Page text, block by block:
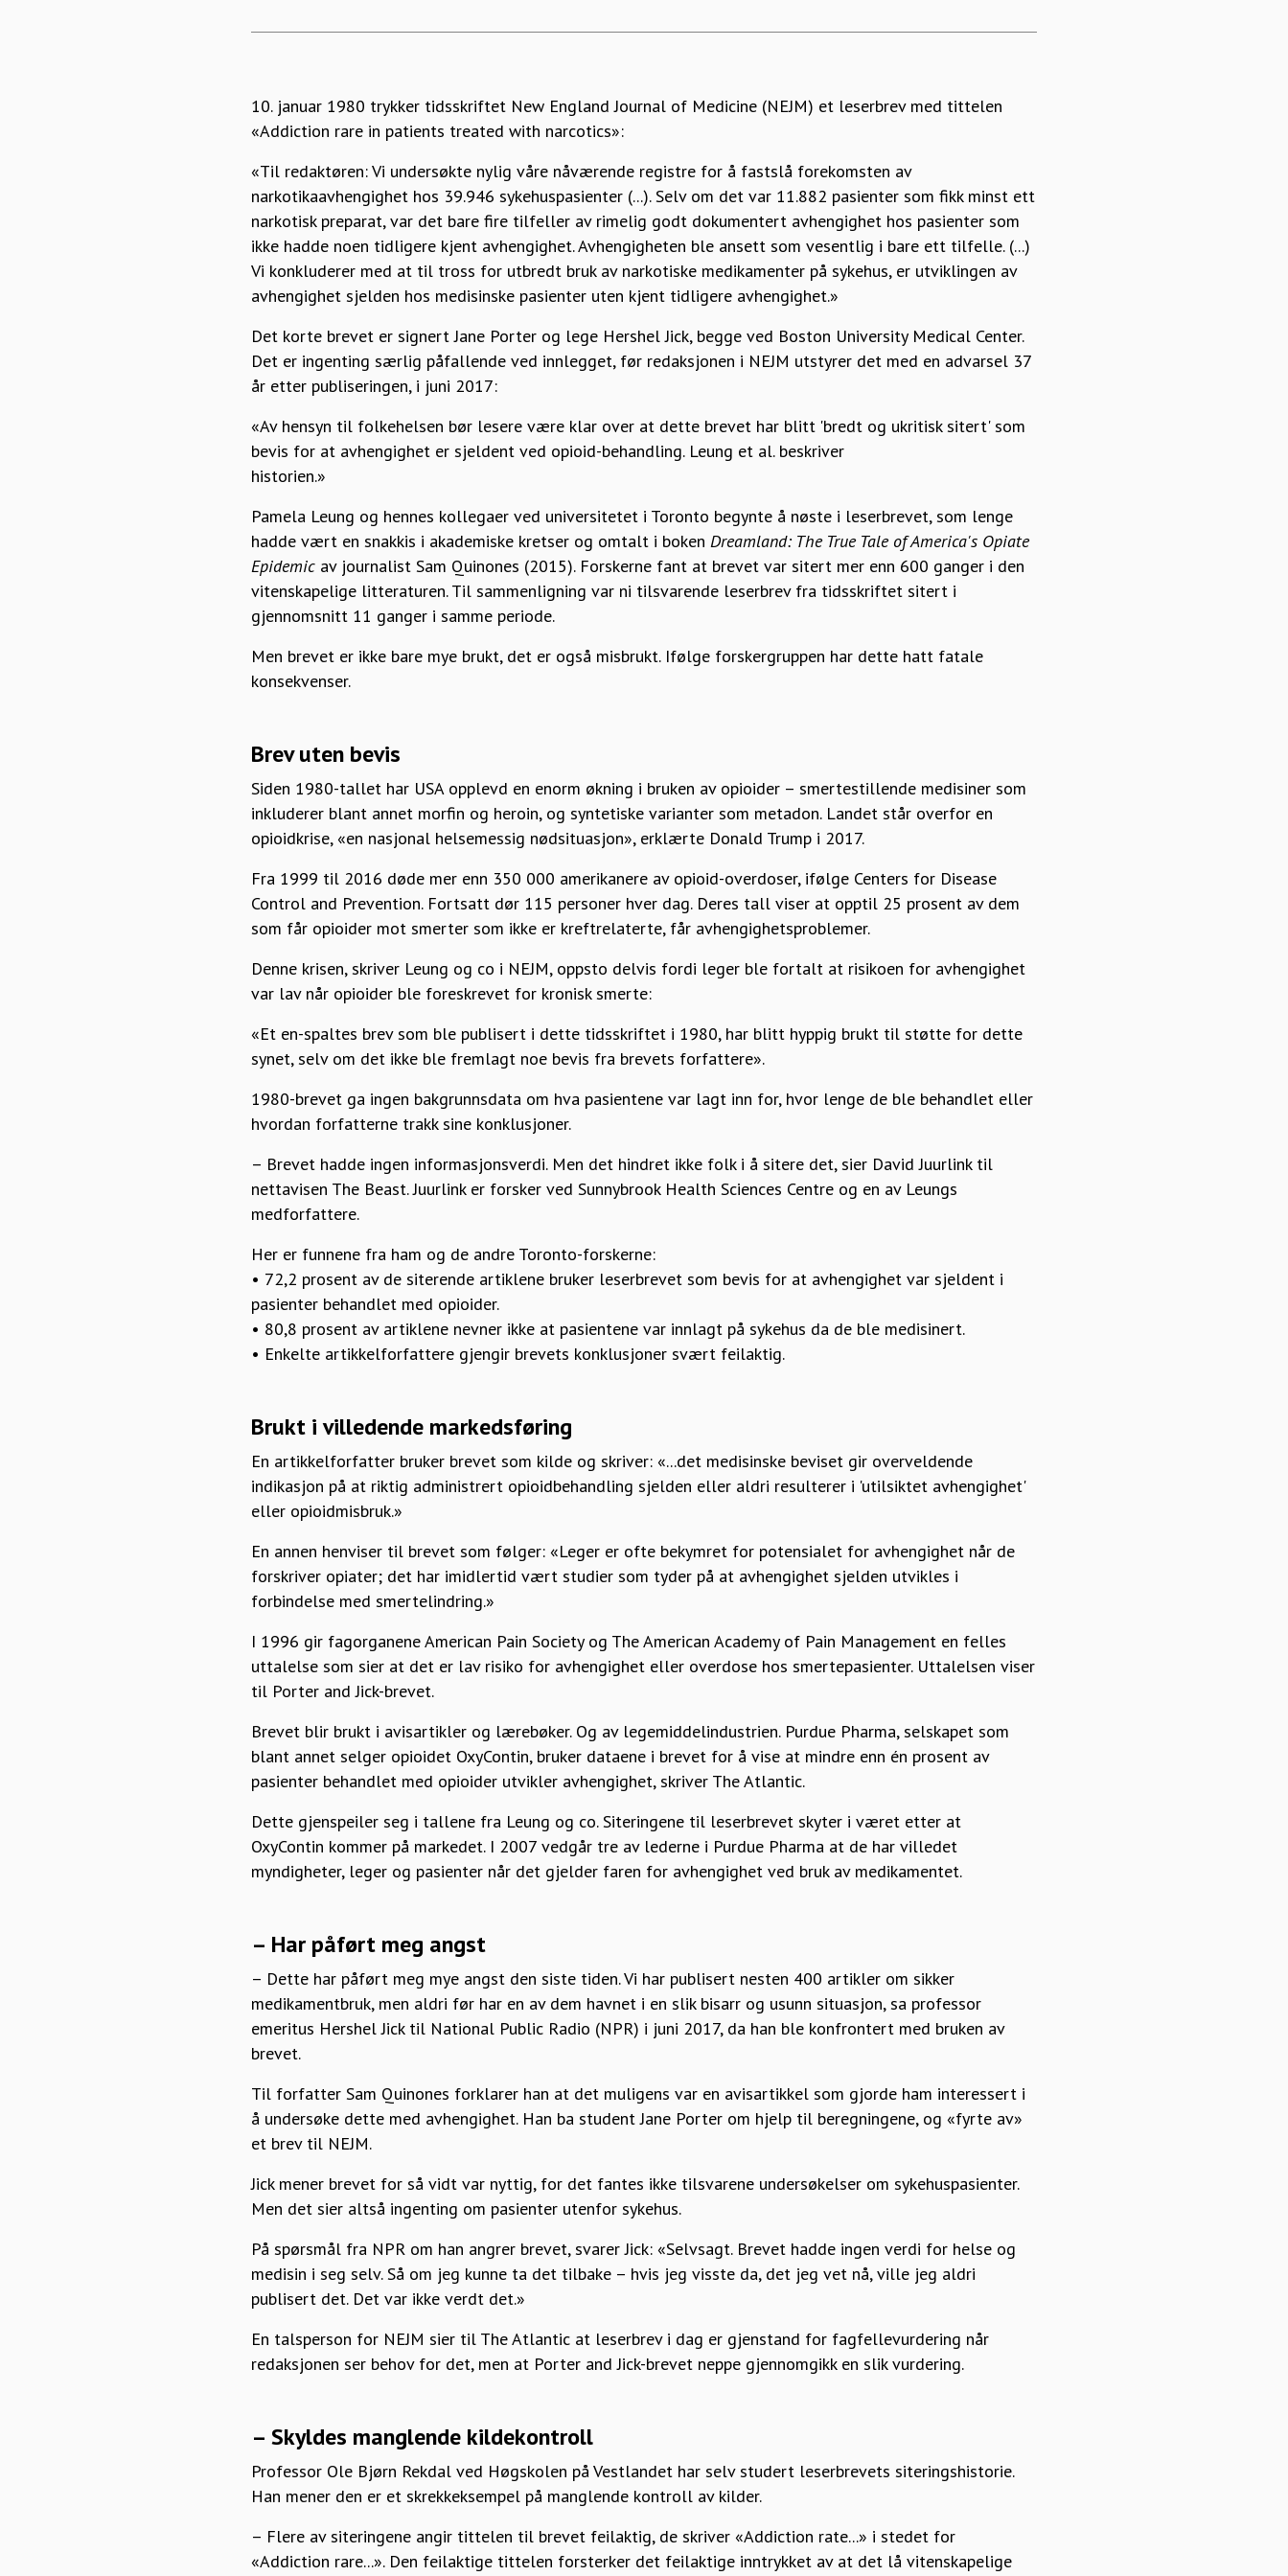
10. januar 1980 trykker tidsskriftet New England Journal of Medicine (NEJM) et leserbrev med tittelen
«Addiction rare in patients treated with narcotics»:
«Til redaktøren: Vi undersøkte nylig våre nåværende registre for å fastslå forekomsten av
narkotikaavhengighet hos 39.946 sykehuspasienter (...). Selv om det var 11.882 pasienter som fikk minst ett
narkotisk preparat, var det bare fire tilfeller av rimelig godt dokumentert avhengighet hos pasienter som
ikke hadde noen tidligere kjent avhengighet. Avhengigheten ble ansett som vesentlig i bare ett tilfelle. (...)
Vi konkluderer med at til tross for utbredt bruk av narkotiske medikamenter på sykehus, er utviklingen av
avhengighet sjelden hos medisinske pasienter uten kjent tidligere avhengighet.»
Det korte brevet er signert Jane Porter og lege Hershel Jick, begge ved Boston University Medical Center.
Det er ingenting særlig påfallende ved innlegget, før redaksjonen i NEJM utstyrer det med en advarsel 37
år etter publiseringen, i juni 2017:
«Av hensyn til folkehelsen bør lesere være klar over at dette brevet har blitt 'bredt og ukritisk sitert' som
bevis for at avhengighet er sjeldent ved opioid-behandling. Leung et al. beskriver
historien.»
Pamela Leung og hennes kollegaer ved universitetet i Toronto begynte å nøste i leserbrevet, som lenge
hadde vært en snakkis i akademiske kretser og omtalt i boken Dreamland: The True Tale of America's Opiate
Epidemic av journalist Sam Quinones (2015). Forskerne fant at brevet var sitert mer enn 600 ganger i den
vitenskapelige litteraturen. Til sammenligning var ni tilsvarende leserbrev fra tidsskriftet sitert i
gjennomsnitt 11 ganger i samme periode.
Men brevet er ikke bare mye brukt, det er også misbrukt. Ifølge forskergruppen har dette hatt fatale
konsekvenser.
Brev uten bevis
Siden 1980-tallet har USA opplevd en enorm økning i bruken av opioider – smertestillende medisiner som
inkluderer blant annet morfin og heroin, og syntetiske varianter som metadon. Landet står overfor en
opioidkrise, «en nasjonal helsemessig nødsituasjon», erklærte Donald Trump i 2017.
Fra 1999 til 2016 døde mer enn 350 000 amerikanere av opioid-overdoser, ifølge Centers for Disease
Control and Prevention. Fortsatt dør 115 personer hver dag. Deres tall viser at opptil 25 prosent av dem
som får opioider mot smerter som ikke er kreftrelaterte, får avhengighetsproblemer.
Denne krisen, skriver Leung og co i NEJM, oppsto delvis fordi leger ble fortalt at risikoen for avhengighet
var lav når opioider ble foreskrevet for kronisk smerte:
«Et en-spaltes brev som ble publisert i dette tidsskriftet i 1980, har blitt hyppig brukt til støtte for dette
synet, selv om det ikke ble fremlagt noe bevis fra brevets forfattere».
1980-brevet ga ingen bakgrunnsdata om hva pasientene var lagt inn for, hvor lenge de ble behandlet eller
hvordan forfatterne trakk sine konklusjoner.
– Brevet hadde ingen informasjonsverdi. Men det hindret ikke folk i å sitere det, sier David Juurlink til
nettavisen The Beast. Juurlink er forsker ved Sunnybrook Health Sciences Centre og en av Leungs
medforfattere.
Her er funnene fra ham og de andre Toronto-forskerne:
• 72,2 prosent av de siterende artiklene bruker leserbrevet som bevis for at avhengighet var sjeldent i
pasienter behandlet med opioider.
• 80,8 prosent av artiklene nevner ikke at pasientene var innlagt på sykehus da de ble medisinert.
• Enkelte artikkelforfattere gjengir brevets konklusjoner svært feilaktig.
Brukt i villedende markedsføring
En artikkelforfatter bruker brevet som kilde og skriver: «...det medisinske beviset gir overveldende
indikasjon på at riktig administrert opioidbehandling sjelden eller aldri resulterer i 'utilsiktet avhengighet'
eller opioidmisbruk.»
En annen henviser til brevet som følger: «Leger er ofte bekymret for potensialet for avhengighet når de
forskriver opiater; det har imidlertid vært studier som tyder på at avhengighet sjelden utvikles i
forbindelse med smertelindring.»
I 1996 gir fagorganene American Pain Society og The American Academy of Pain Management en felles
uttalelse som sier at det er lav risiko for avhengighet eller overdose hos smertepasienter. Uttalelsen viser
til Porter and Jick-brevet.
Brevet blir brukt i avisartikler og lærebøker. Og av legemiddelindustrien. Purdue Pharma, selskapet som
blant annet selger opioidet OxyContin, bruker dataene i brevet for å vise at mindre enn én prosent av
pasienter behandlet med opioider utvikler avhengighet, skriver The Atlantic.
Dette gjenspeiler seg i tallene fra Leung og co. Siteringene til leserbrevet skyter i været etter at
OxyContin kommer på markedet. I 2007 vedgår tre av lederne i Purdue Pharma at de har villedet
myndigheter, leger og pasienter når det gjelder faren for avhengighet ved bruk av medikamentet.
– Har påført meg angst
– Dette har påført meg mye angst den siste tiden. Vi har publisert nesten 400 artikler om sikker
medikamentbruk, men aldri før har en av dem havnet i en slik bisarr og usunn situasjon, sa professor
emeritus Hershel Jick til National Public Radio (NPR) i juni 2017, da han ble konfrontert med bruken av
brevet.
Til forfatter Sam Quinones forklarer han at det muligens var en avisartikkel som gjorde ham interessert i
å undersøke dette med avhengighet. Han ba student Jane Porter om hjelp til beregningene, og «fyrte av»
et brev til NEJM.
Jick mener brevet for så vidt var nyttig, for det fantes ikke tilsvarene undersøkelser om sykehuspasienter.
Men det sier altså ingenting om pasienter utenfor sykehus.
På spørsmål fra NPR om han angrer brevet, svarer Jick: «Selvsagt. Brevet hadde ingen verdi for helse og
medisin i seg selv. Så om jeg kunne ta det tilbake – hvis jeg visste da, det jeg vet nå, ville jeg aldri
publisert det. Det var ikke verdt det.»
En talsperson for NEJM sier til The Atlantic at leserbrev i dag er gjenstand for fagfellevurdering når
redaksjonen ser behov for det, men at Porter and Jick-brevet neppe gjennomgikk en slik vurdering.
– Skyldes manglende kildekontroll
Professor Ole Bjørn Rekdal ved Høgskolen på Vestlandet har selv studert leserbrevets siteringshistorie.
Han mener den er et skrekkeksempel på manglende kontroll av kilder.
– Flere av siteringene angir tittelen til brevet feilaktig, de skriver «Addiction rate...» i stedet for
«Addiction rare...». Den feilaktige tittelen forsterker det feilaktige inntrykket av at det lå vitenskapelige